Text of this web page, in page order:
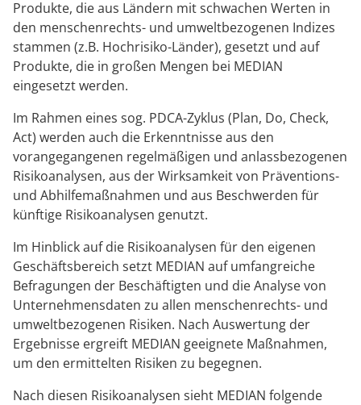
Produkte, die aus Ländern mit schwachen Werten in
den menschenrechts- und umweltbezogenen Indizes
stammen (z.B. Hochrisiko-Länder), gesetzt und auf
Produkte, die in großen Mengen bei MEDIAN
eingesetzt werden.
Im Rahmen eines sog. PDCA-Zyklus (Plan, Do, Check,
Act) werden auch die Erkenntnisse aus den
vorangegangenen regelmäßigen und anlassbezogenen
Risikoanalysen, aus der Wirksamkeit von Präventions-
und Abhilfemaßnahmen und aus Beschwerden für
künftige Risikoanalysen genutzt.
Im Hinblick auf die Risikoanalysen für den eigenen
Geschäftsbereich setzt MEDIAN auf umfangreiche
Befragungen der Beschäftigten und die Analyse von
Unternehmensdaten zu allen menschenrechts- und
umweltbezogenen Risiken. Nach Auswertung der
Ergebnisse ergreift MEDIAN geeignete Maßnahmen,
um den ermittelten Risiken zu begegnen.
Nach diesen Risikoanalysen sieht MEDIAN folgende